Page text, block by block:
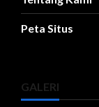
Peta Situs
GALERI